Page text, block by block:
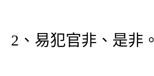
易犯官非、是非